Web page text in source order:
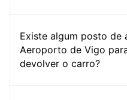
Existe algum posto de
Aeroporto de Vigo
devolver o carro?